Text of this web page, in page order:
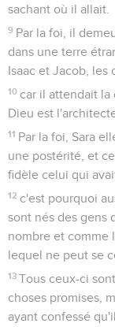
sachant où il allait.
9 Par la foi, il
dans une terre
Isaac et Jacob, les
10 car il attendait
Dieu est
11 Par la foi, Sara
une postérité, et
fidèle celui qui
12 c'est pourquoi
sont nés des gens
nombre et comme
lequel ne peut se
13 Tous ceux-ci
choses promises,
ayant confessé